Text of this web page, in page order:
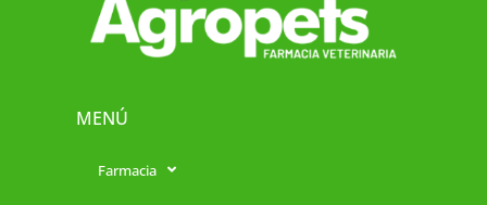
MENÚ
Farmacia